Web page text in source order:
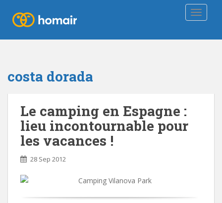
costa dorada
Le camping en Espagne :
lieu incontournable pour
les vacances !
28 Sep 2012